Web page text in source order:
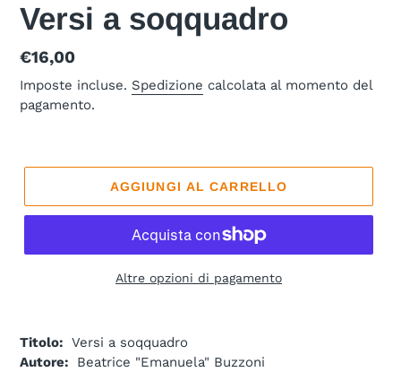
Versi a soqquadro
Prezzo
di
listino
€16,00
Imposte incluse. Spedizione calcolata al momento del
pagamento.
AGGIUNGI AL CARRELLO
Altre opzioni di pagamento
Titolo: Versi a soqquadro
Autore:
Beatrice "Emanuela" Buzzoni